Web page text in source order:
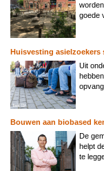
goede
Huisvesting asielzoekers
Uit
Bouwen aan biobased
De
helpt
te